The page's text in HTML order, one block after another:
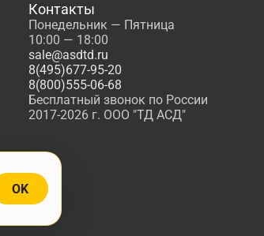
Контакты
Понедельник — Пятница
10:00 — 18:00
sale@asdtd.ru
8(495)677-95-20
8(800)555-06-68
Бесплатный звонок по России
2017-2026 г. ООО "ТД АСД"
OK